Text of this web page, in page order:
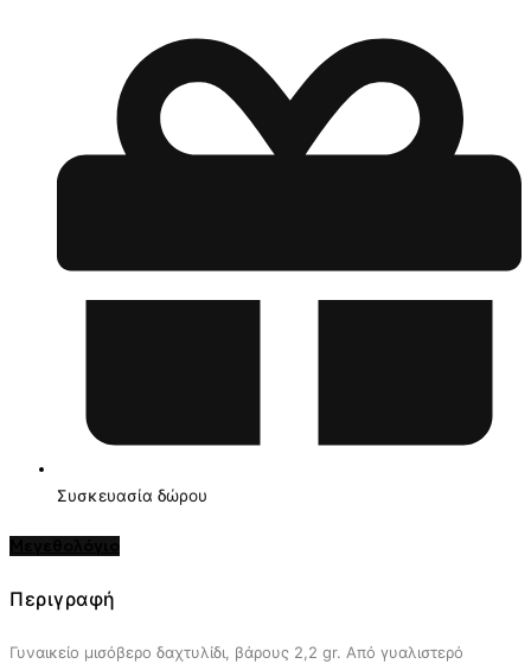
Συσκευασία δώρου
Περιγραφή
Γυναικείο μισόβερο δαχτυλίδι, βάρους 2,2 gr. Από γυαλιστερό